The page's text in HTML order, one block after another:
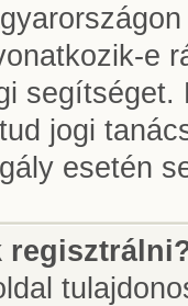
e
jogi
esetén